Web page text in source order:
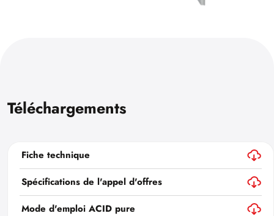
Téléchargements
Fiche technique
Spécifications de l'appel d'offres
Mode d'emploi ACID pure